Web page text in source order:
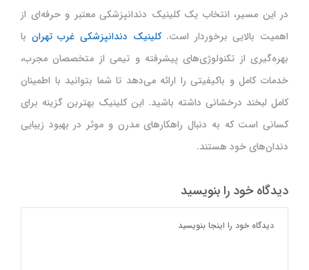
در این مسیر، انتخاب یک کلینیک دندانپزشکی معتبر و حرفه‌ای از
اهمیت بالایی برخوردار است.کلینیک دندانپزشکی غرب تهران با
بهره‌گیری از تکنولوژی‌های پیشرفته و تیمی از متخصصان مجرب،
خدمات کامل و باکیفیتی را ارائه می‌دهد تا شما بتوانید با اطمینان
کامل لبخند درخشانی داشته باشید. این کلینیک بهترین گزینه برای
کسانی است که به دنبال راهکارهای مدرن و موثر در بهبود زیبایی
دندان‌های خود هستند.
دیدگاه خود را بنویسید